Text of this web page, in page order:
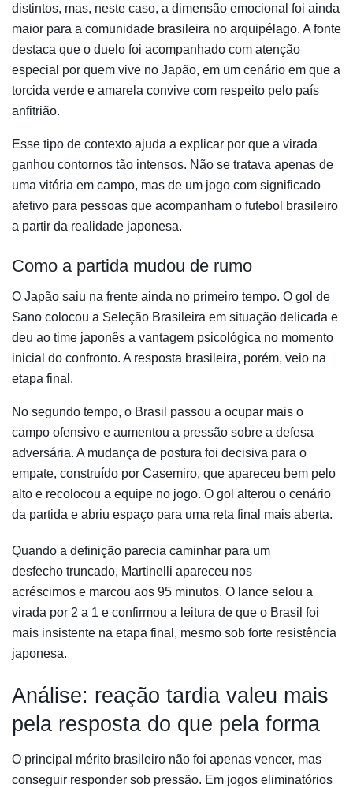
distintos, mas, neste caso, a dimensão emocional foi ainda
maior para a comunidade brasileira no arquipélago. A fonte
destaca que o duelo foi acompanhado com atenção
especial por quem vive no Japão, em um cenário em que a
torcida verde e amarela convive com respeito pelo país
anfitrião.
Esse tipo de contexto ajuda a explicar por que a virada
ganhou contornos tão intensos. Não se tratava apenas de
uma vitória em campo, mas de um jogo com significado
afetivo para pessoas que acompanham o futebol brasileiro
a partir da realidade japonesa.
Como a partida mudou de rumo
O Japão saiu na frente ainda no primeiro tempo. O gol de
Sano colocou a Seleção Brasileira em situação delicada e
deu ao time japonês a vantagem psicológica no momento
inicial do confronto. A resposta brasileira, porém, veio na
etapa final.
No segundo tempo, o Brasil passou a ocupar mais o
campo ofensivo e aumentou a pressão sobre a defesa
adversária. A mudança de postura foi decisiva para o
empate, construído por Casemiro, que apareceu bem pelo
alto e recolocou a equipe no jogo. O gol alterou o cenário
da partida e abriu espaço para uma reta final mais aberta.
Quando a definição parecia caminhar para um
desfecho truncado, Martinelli apareceu nos
acréscimos e marcou aos 95 minutos. O lance selou a
virada por 2 a 1 e confirmou a leitura de que o Brasil foi
mais insistente na etapa final, mesmo sob forte resistência
japonesa.
Análise: reação tardia valeu mais
pela resposta do que pela forma
O principal mérito brasileiro não foi apenas vencer, mas
conseguir responder sob pressão. Em jogos eliminatórios